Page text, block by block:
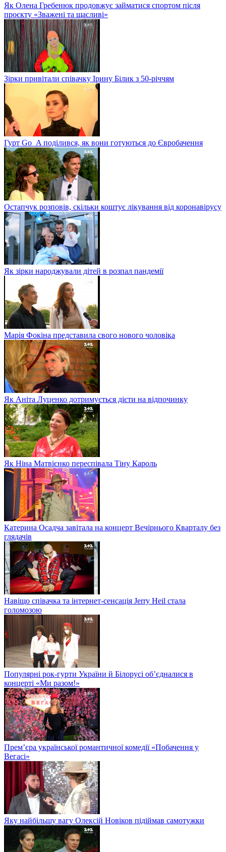
Як Олена Гребенюк продовжує займатися спортом після
проєкту «Зважені та щасливі»
Зірки привітали співачку Ірину Білик з 50-річчям
Гурт Go_A поділився, як вони готуються до Євробачення
Остапчук розповів, скільки коштує лікування від коронавірусу
Як зірки народжували дітей в розпал пандемії
Марія Фокіна представила свого нового чоловіка
Як Аніта Луценко дотримується дієти на відпочинку
Як Ніна Матвієнко переспівала Тіну Кароль
Катерина Осадча завітала на концерт Вечірнього Кварталу без
глядачів
Навіщо співачка та інтернет-сенсація Jerry Heil стала
голомозою
Популярні рок-гурти України й Білорусі об’єдналися в
концерті «Ми разом!»
Прем’єра української романтичної комедії «Побачення у
Вегасі»
Яку найбільшу вагу Олексій Новіков підіймав самотужки